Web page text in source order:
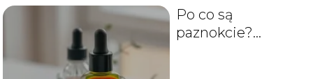
Po co są
paznokcie?